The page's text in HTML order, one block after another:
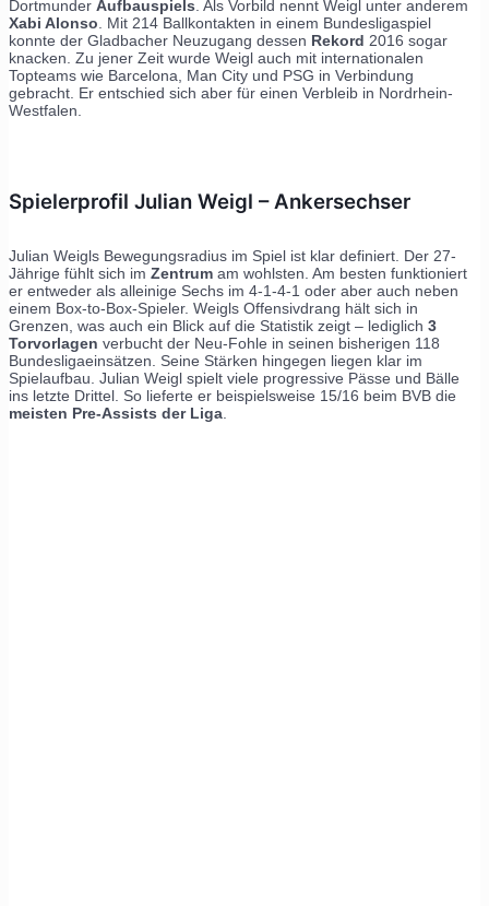
Dortmunder Aufbauspiels. Als Vorbild nennt Weigl unter anderem
Xabi Alonso. Mit 214 Ballkontakten in einem Bundesligaspiel
konnte der Gladbacher Neuzugang dessen Rekord 2016 sogar
knacken. Zu jener Zeit wurde Weigl auch mit internationalen
Topteams wie Barcelona, Man City und PSG in Verbindung
gebracht. Er entschied sich aber für einen Verbleib in Nordrhein-
Westfalen.
Spielerprofil Julian Weigl – Ankersechser
Julian Weigls Bewegungsradius im Spiel ist klar definiert. Der 27-
Jährige fühlt sich im Zentrum am wohlsten. Am besten funktioniert
er entweder als alleinige Sechs im 4-1-4-1 oder aber auch neben
einem Box-to-Box-Spieler. Weigls Offensivdrang hält sich in
Grenzen, was auch ein Blick auf die Statistik zeigt – lediglich 3
Torvorlagen verbucht der Neu-Fohle in seinen bisherigen 118
Bundesligaeinsätzen. Seine Stärken hingegen liegen klar im
Spielaufbau. Julian Weigl spielt viele progressive Pässe und Bälle
ins letzte Drittel. So lieferte er beispielsweise 15/16 beim BVB die
meisten Pre-Assists der Liga